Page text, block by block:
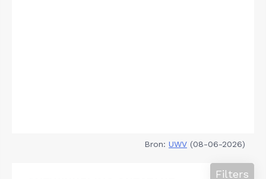
Bron: UWV (08-06-2026)
Filters